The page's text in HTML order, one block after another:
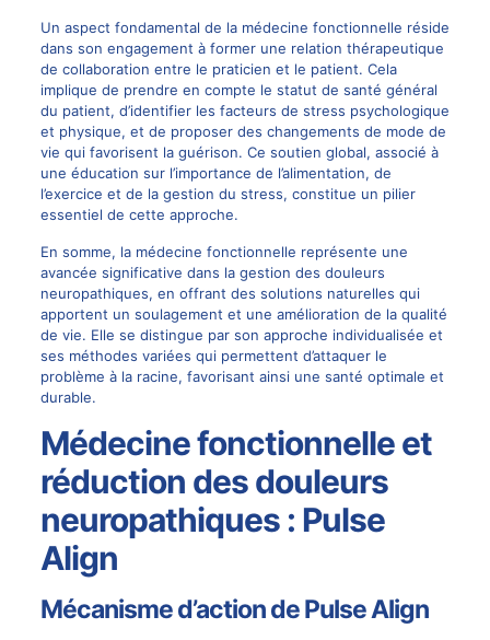
Un aspect fondamental de la médecine fonctionnelle réside
dans son engagement à former une relation thérapeutique
de collaboration entre le praticien et le patient. Cela
implique de prendre en compte le statut de santé général
du patient, d’identifier les facteurs de stress psychologique
et physique, et de proposer des changements de mode de
vie qui favorisent la guérison. Ce soutien global, associé à
une éducation sur l’importance de l’alimentation, de
l’exercice et de la gestion du stress, constitue un pilier
essentiel de cette approche.
En somme, la médecine fonctionnelle représente une
avancée significative dans la gestion des douleurs
neuropathiques, en offrant des solutions naturelles qui
apportent un soulagement et une amélioration de la qualité
de vie. Elle se distingue par son approche individualisée et
ses méthodes variées qui permettent d’attaquer le
problème à la racine, favorisant ainsi une santé optimale et
durable.
Médecine fonctionnelle et
réduction des douleurs
neuropathiques : Pulse
Align
Mécanisme d’action de Pulse Align